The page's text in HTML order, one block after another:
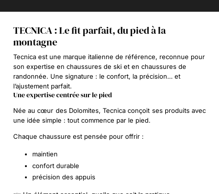
TECNICA : Le fit parfait, du pied à la
montagne
Tecnica est une marque italienne de référence, reconnue pour
son expertise en chaussures de ski et en chaussures de
randonnée. Une signature : le confort, la précision… et
l’ajustement parfait.
Une expertise centrée sur le pied
Née au cœur des Dolomites, Tecnica conçoit ses produits avec
une idée simple : tout commence par le pied.
Chaque chaussure est pensée pour offrir :
maintien
confort durable
précision des appuis